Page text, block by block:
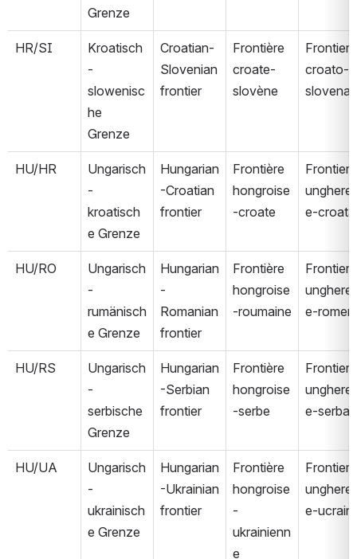
Grenze
HR/SI
Kroatisch
-
slowenisc
he
Grenze
Croatian-
Slovenian
frontier
Frontière
croate-
slovène
Frontiera
croato-
slovena
HU/HR
Ungarisch
-
kroatisch
e Grenze
Hungarian
-Croatian
frontier
Frontière
hongroise
-croate
Frontiera
e-croata
HU/RO
Ungarisch
-
rumänisch
e Grenze
Hungarian
-
Romanian
frontier
Frontière
hongroise
-roumaine
Frontiera
e-
HU/RS
Ungarisch
-
serbische
Grenze
Hungarian
-Serbian
frontier
Frontière
hongroise
-serbe
Frontiera
e-serba
HU/UA
Ungarisch
-
ukrainisch
e Grenze
Hungarian
-Ukrainian
frontier
Frontière
hongroise
-
ukrainienn
e
Frontiera
e-